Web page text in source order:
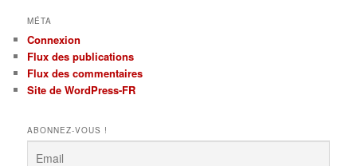
MÉTA
Connexion
Flux des publications
Flux des commentaires
Site de WordPress-FR
ABONNEZ-VOUS !